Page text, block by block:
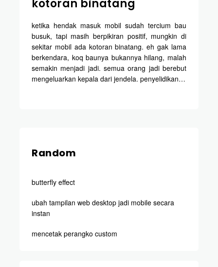
kotoran binatang
ketika hendak masuk mobil sudah tercium bau
busuk, tapi masih berpikiran positif, mungkin di
sekitar mobil ada kotoran binatang. eh gak lama
berkendara, koq baunya bukannya hilang, malah
semakin menjadi jadi. semua orang jadi berebut
mengeluarkan kepala dari jendela. penyelidikan…
Random
butterfly effect
ubah tampilan web desktop jadi mobile secara
instan
mencetak perangko custom